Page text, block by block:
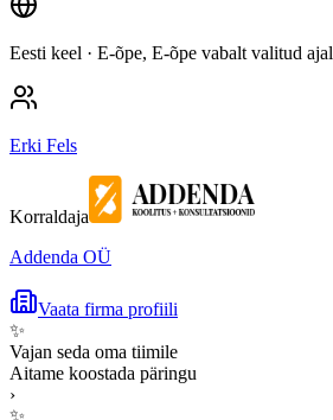
Eesti keel · E-õpe, E-õpe vabalt valitud ajal
Erki Fels
Korraldaja
Addenda OÜ
Vaata firma profiili
✨
Vajan seda oma tiimile
Aitame koostada päringu
›
✨